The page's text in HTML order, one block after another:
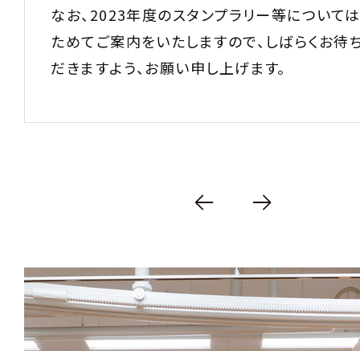
なお、2023年度のスタンプラリー等については
ためてご案内をいたしますので、しばらくお待
だきますよう、お願い申し上げます。